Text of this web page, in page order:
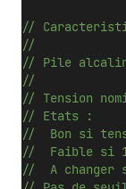
//
//
// Pile
//
// Tension
// Etats :
//  Bon si
//  Faible si
//  A changer